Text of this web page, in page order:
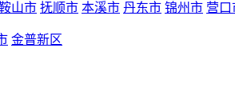
山市 抚顺市 本溪市 丹东市 锦州市 营口
金普新区